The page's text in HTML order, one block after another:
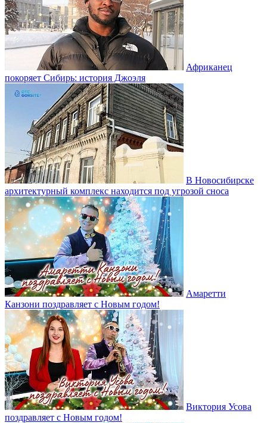
Африканец
покоряет Сибирь: история Джоэля
В Новосибирске
архитектурный комплекс находится под угрозой сноса
Амаретти
Канзони поздравляет с Новым годом!
Виктория Усова
поздравляет с Новым годом!